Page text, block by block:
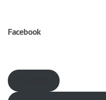
Facebook